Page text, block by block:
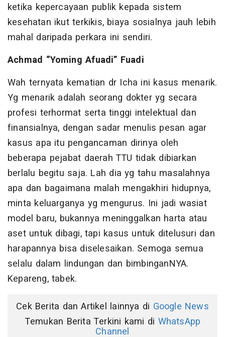
ketika kepercayaan publik kepada sistem
kesehatan ikut terkikis, biaya sosialnya jauh lebih
mahal daripada perkara ini sendiri.
Achmad “Yoming Afuadi” Fuadi
Wah ternyata kematian dr Icha ini kasus menarik.
Yg menarik adalah seorang dokter yg secara
profesi terhormat serta tinggi intelektual dan
finansialnya, dengan sadar menulis pesan agar
kasus apa itu pengancaman dirinya oleh
beberapa pejabat daerah TTU tidak dibiarkan
berlalu begitu saja. Lah dia yg tahu masalahnya
apa dan bagaimana malah mengakhiri hidupnya,
minta keluarganya yg mengurus. Ini jadi wasiat
model baru, bukannya meninggalkan harta atau
aset untuk dibagi, tapi kasus untuk ditelusuri dan
harapannya bisa diselesaikan. Semoga semua
selalu dalam lindungan dan bimbinganNYA.
Kepareng, tabek.
Cek Berita dan Artikel lainnya di Google News
Temukan Berita Terkini kami di WhatsApp
Channel